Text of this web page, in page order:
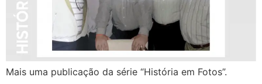
Mais uma publicação da série “História em Fotos”.